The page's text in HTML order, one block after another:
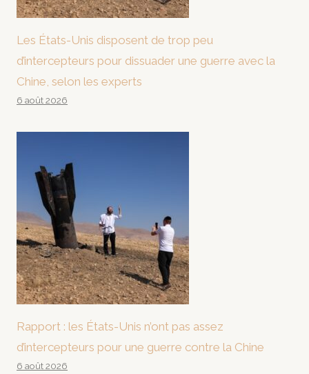
Les États-Unis disposent de trop peu
d’intercepteurs pour dissuader une guerre avec la
Chine, selon les experts
6 août 2026
Rapport : les États-Unis n’ont pas assez
d’intercepteurs pour une guerre contre la Chine
6 août 2026